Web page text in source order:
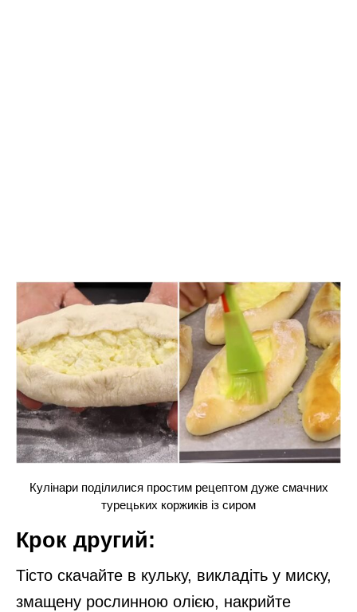
Кулінари поділилися простим рецептом дуже смачних
турецьких коржиків із сиром
Крок другий:
Тісто скачайте в кульку, викладіть у миску,
змащену рослинною олією, накрийте